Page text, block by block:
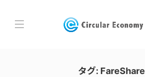
タグ: FareShare